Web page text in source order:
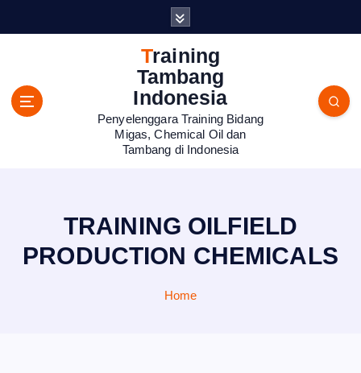
Training
Tambang
Indonesia
Penyelenggara Training Bidang
Migas, Chemical Oil dan
Tambang di Indonesia
TRAINING OILFIELD
PRODUCTION CHEMICALS
Home